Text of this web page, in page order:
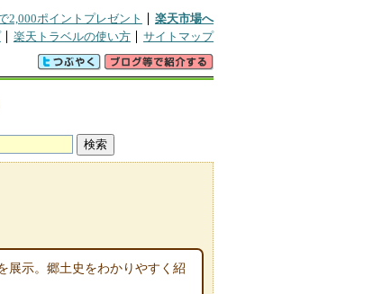
2,000ポイントプレゼント
楽天市場へ
楽天トラベルの使い方 サイトマップ
展示。郷土史をわかりやすく紹